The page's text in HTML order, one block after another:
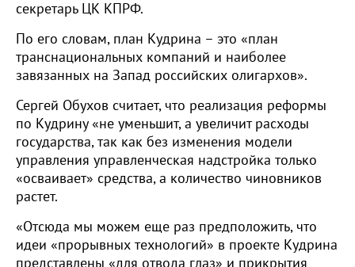
секретарь ЦК КПРФ.
По его словам, план Кудрина – это «план
транснациональных компаний и наиболее
завязанных на Запад российских олигархов».
Сергей Обухов считает, что реализация реформы
по Кудрину «не уменьшит, а увеличит расходы
государства, так как без изменения модели
управления управленческая надстройка только
«осваивает» средства, а количество чиновников
растет.
«Отсюда мы можем еще раз предположить, что
идеи «прорывных технологий» в проекте Кудрина
представлены «для отвода глаз» и прикрытия